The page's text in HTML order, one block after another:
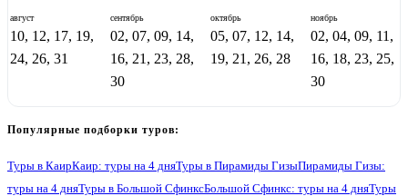
август
10, 12, 17, 19,
24, 26, 31
сентябрь
02, 07, 09, 14,
16, 21, 23, 28,
30
октябрь
05, 07, 12, 14,
19, 21, 26, 28
ноябрь
02, 04, 09, 11,
16, 18, 23, 25,
30
Популярные подборки туров:
Туры в КаирКаир: туры на 4 дняТуры в Пирамиды ГизыПирамиды Гизы:
туры на 4 дняТуры в Большой СфинксБольшой Сфинкс: туры на 4 дняТуры